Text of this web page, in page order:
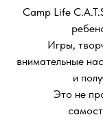
Camp Life
Игры,
внимательные
и
Это не